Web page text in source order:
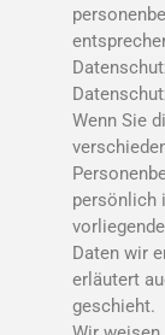
Wenn Sie
persönlich
Daten wir
erläutert
geschieht.